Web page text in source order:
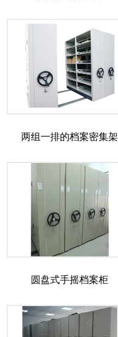
两组一排的档案密集架
圆盘式手摇档案柜